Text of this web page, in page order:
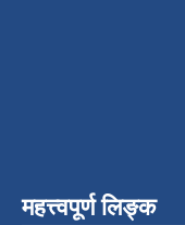
महत्त्वपूर्ण लिङ्क